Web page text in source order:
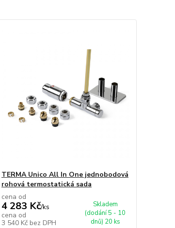
TERMA Unico All In One jednobodová
rohová termostatická sada
cena od
4 283 Kč/ks
cena od
3 540 Kč bez DPH
Skladem
(dodání 5 - 10
dnů) 20 ks